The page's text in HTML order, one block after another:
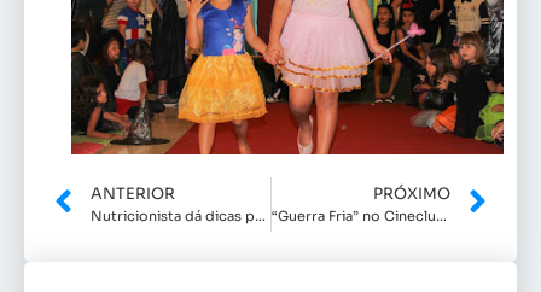
ANTERIOR
Nutricionista dá dicas para manter a energia durante o Carnaval
PRÓXIMO
“Guerra Fria” no Cineclube Indaiatuba